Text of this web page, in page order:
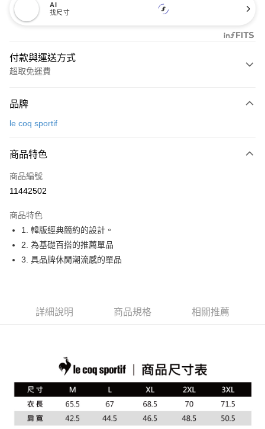
AI
找尺寸
付款與運送方式
超取免運費
信用卡一次付款
LINE Pay
Apple Pay
悠遊付
大哥付你分期
相關說明
成交易。
法說明評估內容。
【繳款方式說明】
1.分期款項不併入電信帳單，「大哥付你分期」於每月結算日後寄送繳費提
醒簡訊。
2.透過簡訊連結打開帳單後，可選擇「超商條碼／台灣大直營門市／銀行轉
帳／街口支付／iPASS MONEY」等通路繳費。
【關於「AFTEE先享後付」】
AFTEE先享後付是「在收到商品之後才付款」的支付方式。 讓您購物簡單
３．安心：先確認商品／服務後，再付款。
【「AFTEE先享後付」結帳流程】
１．於結帳方式選擇「AFTEE先享後付」後，將跳轉至「AFTEE先享後付」
結帳頁面，進行簡訊認證並確認金額後，即可完成結帳。
２．訂單成立數日內，您將收到繳費通知簡訊。
３．收到繳費通知簡訊後14天內，點擊此簡訊中的連結，可透過四大超商／
ATM付款
全家取貨付款
免運費
付款後全家取貨
免運費
品牌
le coq sportif
商品特色
商品編號
11442502
商品特色
1. 韓版經典簡約的設計。
2. 為基礎百搭的推薦單品
3. 具品牌休閒潮流感的單品
詳細說明 商品規格 相關推薦